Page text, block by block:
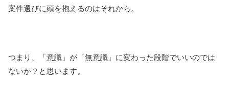
案件選びに頭を抱えるのはそれから。
つまり、「意識」が「無意識」に変わった段階でいいのでは
ないか？と思います。